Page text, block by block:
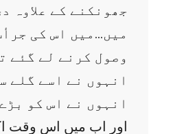
جھونکنے کے علاوہ
میں…میں اس کی
وصول کرنے لے گئے
انہوں نے اسے گلے
انہوں نے اس کو
اور اب میں اس وقت